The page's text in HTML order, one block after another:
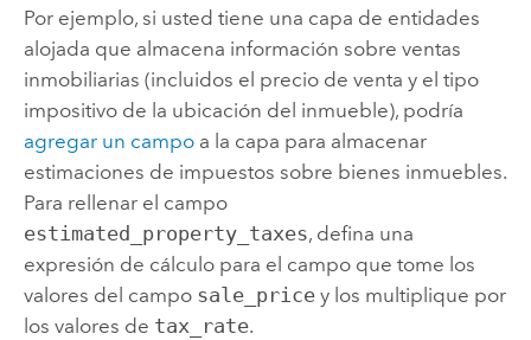
Por ejemplo, si usted tiene una capa de entidades
alojada que almacena información sobre ventas
inmobiliarias (incluidos el precio de venta y el tipo
impositivo de la ubicación del inmueble), podría
agregar un campoa la capa para almacenar
estimaciones de impuestos sobre bienes inmuebles.
Para rellenar el campo
estimated_property_taxes, defina una
expresión de cálculo para el campo que tome los
valores del campo sale_pricey los multiplique por
los valores de tax_rate.